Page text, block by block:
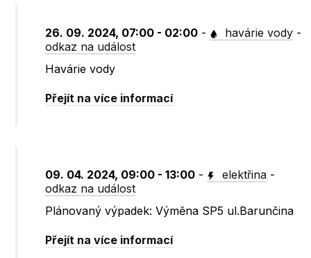
26. 09. 2024, 07:00 - 02:00 - havárie vody -
odkaz na událost
Havárie vody
Přejít na více informací
09. 04. 2024, 09:00 - 13:00 - elektřina -
odkaz na událost
Plánovaný výpadek: Výměna SP5 ul.Barunčina
Přejít na více informací